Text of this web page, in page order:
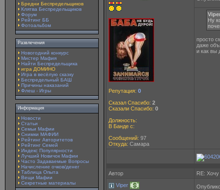
Бредни Беспредельщиков
Клятва Беспредельщиков
Форум
Рейтинг ББ
Фотоальбом
Развлечения
Новогодний конкурс
Мистер Мафия
Найти Беспредельщика
игра ДОМИНО
Игра в весёлую сказку
Беспредельный БАШ
Причины наказаний
Флеш - Игры
Информация
Новости
Статьи
Семьи Мафии
Снимки МАФИИ
Рейтинг Авторитетов
Рейтинг Семей
Индекс Популярности
Лучший Новичок Мафии
Часто Задаваемые Вопросы
Начисление очков/денег
Таблица Опыта
Вещи Мафии
Секретные материалы
Репутация: 0
Сказал Спасибо: 2
Сказали Спасибо: 0
Должность:
В Банде с:
Сообщений: 97
Откуда: Самара
Ну
просто
даже
и как вы
Автор
RE: Хочу
Viper